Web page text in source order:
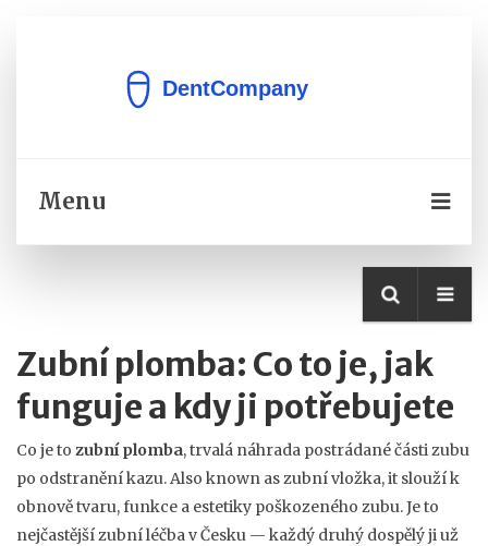
Menu
Zubní plomba: Co to je, jak
funguje a kdy ji potřebujete
Co je to zubní plomba,trvalá náhrada postrádané části zubu
po odstranění kazu. Also known aszubní vložka, it slouží k
obnově tvaru, funkce a estetiky poškozeného zubu.Je to
nejčastější zubní léčba v Česku — každý druhý dospělý ji už